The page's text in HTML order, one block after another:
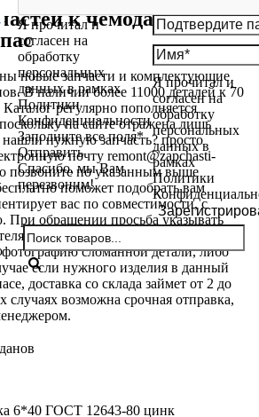
Я прочитал и
согласен на
обработку
персональных
данных в рамках
Политики
Конфиденциальности
Заполните все поля*
Отправить
Спасибо, мы Вам
перезвоним!
Я прочитал и
согласен на
обработку
персональных
данных в
рамках
Политики
к чемоданам в
новые запчасти и комплектующие
В наличии более 11000 деталей к 70
регулярно пополняется
на сайте отражена лишь
нужную запчасть? просто
почту remont@zapchasti-
позвоните по указанным выше
поможет подобрать вам
вас по совместимости, с
При обращении просьба указывать
и модели вашего чемодана. Так же
сломанной детали, либо
если нужного изделия в данный
доставка со склада займет от 2 до
случаях возможна срочная отправка,